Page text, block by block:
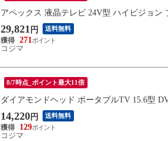
アペックス 液晶テレビ 24V型 ハイビジョン
29,821 円 送料無料
271
コジマ
8/7時点_ポイント最大11倍
ダイアモンドヘッド ポータブルTV 15.6型
14,220 円 送料無料
129
コジマ